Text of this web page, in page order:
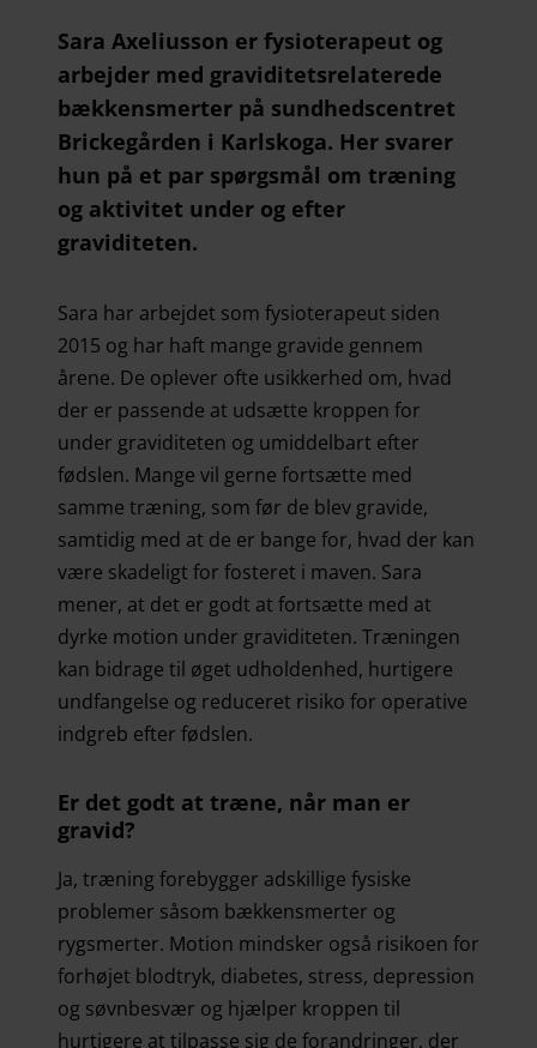
Sara Axeliusson er fysioterapeut og
arbejder med graviditetsrelaterede
bækkensmerter på sundhedscentret
Brickegården i Karlskoga. Her svarer
hun på et par spørgsmål om træning
og aktivitet under og efter
graviditeten.
Sara har arbejdet som fysioterapeut siden
2015 og har haft mange gravide gennem
årene. De oplever ofte usikkerhed om, hvad
der er passende at udsætte kroppen for
under graviditeten og umiddelbart efter
fødslen. Mange vil gerne fortsætte med
samme træning, som før de blev gravide,
samtidig med at de er bange for, hvad der kan
være skadeligt for fosteret i maven. Sara
mener, at det er godt at fortsætte med at
dyrke motion under graviditeten. Træningen
kan bidrage til øget udholdenhed, hurtigere
undfangelse og reduceret risiko for operative
indgreb efter fødslen.
Er det godt at træne, når man er
gravid?
Ja, træning forebygger adskillige fysiske
problemer såsom bækkensmerter og
rygsmerter. Motion mindsker også risikoen for
forhøjet blodtryk, diabetes, stress, depression
og søvnbesvær og hjælper kroppen til
hurtigere at tilpasse sig de forandringer, der